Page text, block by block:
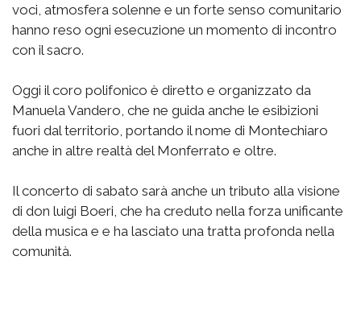
voci, atmosfera solenne e un forte senso comunitario
hanno reso ogni esecuzione un momento di incontro
con il sacro.
Oggi il coro polifonico è diretto e organizzato da
Manuela Vandero, che ne guida anche le esibizioni
fuori dal territorio, portando il nome di Montechiaro
anche in altre realtà del Monferrato e oltre.
Il concerto di sabato sarà anche un tributo alla visione
di don luigi Boeri, che ha creduto nella forza unificante
della musica e e ha lasciato una tratta profonda nella
comunità.